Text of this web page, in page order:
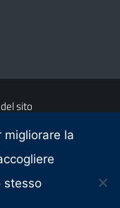
sito
migliorare la
stesso